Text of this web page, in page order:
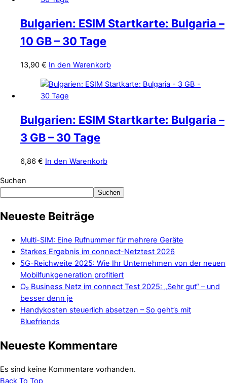
Bulgarien: ESIM Startkarte: Bulgaria –
10 GB – 30 Tage
13,90 € In den Warenkorb
Bulgarien: ESIM Startkarte: Bulgaria –
3 GB – 30 Tage
6,86 € In den Warenkorb
Suchen
Suchen
Neueste Beiträge
Multi-SIM: Eine Rufnummer für mehrere Geräte
Starkes Ergebnis im connect-Netztest 2026
5G-Reichweite 2025: Wie Ihr Unternehmen von der neuen
Mobilfunkgeneration profitiert
O₂ Business Netz im connect Test 2025: „Sehr gut“ – und
besser denn je
Handykosten steuerlich absetzen – So geht’s mit
Bluefriends
Neueste Kommentare
Es sind keine Kommentare vorhanden.
Back To Top